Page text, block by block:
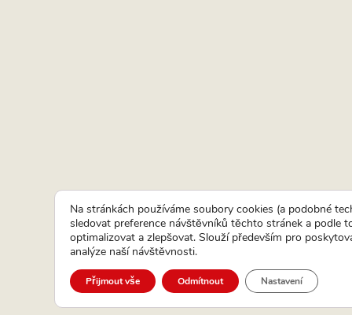
Na stránkách používáme soubory cookies (a podobné
sledovat preference návštěvníků těchto stránek a podle
optimalizovat a zlepšovat. Slouží především pro
analýze naší návštěvnosti.
Přijmout vše Odmítnout Nastavení